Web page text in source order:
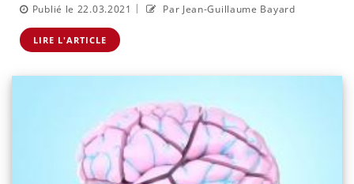
Publié le 22.03.2021 | Par Jean-Guillaume Bayard
LIRE L'ARTICLE